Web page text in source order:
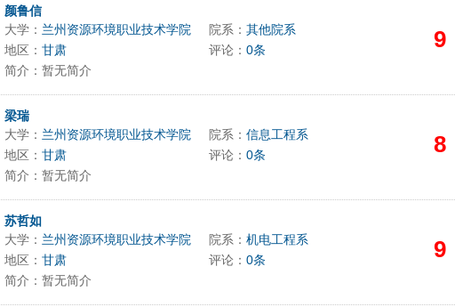
颜鲁信
大学： 兰州资源环境职业技术学院 院系： 其他院系 9
地区： 甘肃 评论： 0条
简介：暂无简介
梁瑞
大学： 兰州资源环境职业技术学院 院系： 信息工程系 8
地区： 甘肃 评论： 0条
简介：暂无简介
苏哲如
大学： 兰州资源环境职业技术学院 院系： 机电工程系 9
地区： 甘肃 评论： 0条
简介：暂无简介